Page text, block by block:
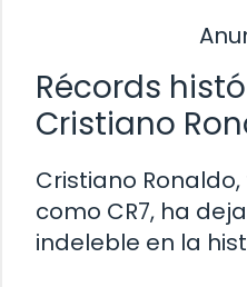
Récords
Cristiano
Cristiano
como CR7, ha
indeleble en la